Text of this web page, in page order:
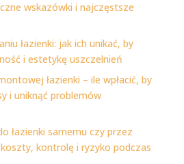
wskazówki i najczęstsze
łazienki: jak ich unikać, by
i estetykę uszczelnień
łazienki – ile wpłacić, by
i uniknąć problemów
łazienki samemu czy przez
kontrolę i ryzyko podczas